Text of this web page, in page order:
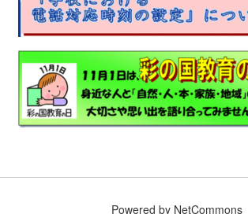
Powered by NetCommons